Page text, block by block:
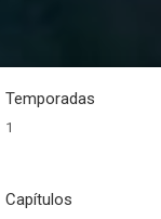
Temporadas
1
Capítulos